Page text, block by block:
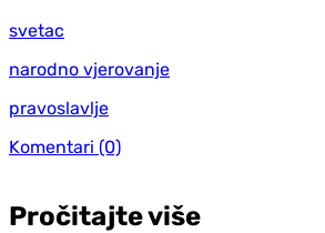
svetac
narodno vjerovanje
pravoslavlje
Komentari (0)
Pročitajte više